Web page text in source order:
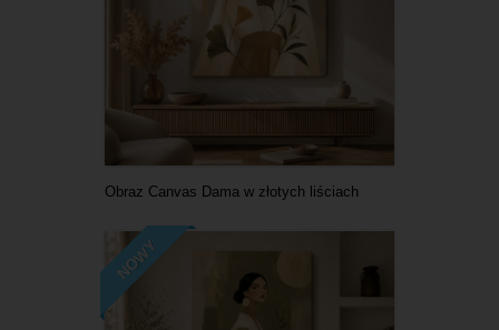
Obraz Canvas Dama w złotych liściach
NOWY